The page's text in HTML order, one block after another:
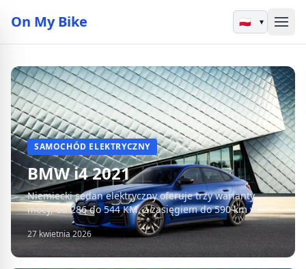
On My Bike ▾
SAMOCHÓD ELEKTRYCZNY
BMW i4 2021
Niemiecki sedan elektryczny oferuje trzy warianty
mocy, od 286 do 544 KM, z zasięgiem do 590 km w
cyklu WLTP.
27 kwietnia 2026